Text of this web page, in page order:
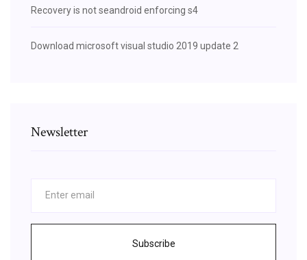
Recovery is not seandroid enforcing s4
Download microsoft visual studio 2019 update 2
Newsletter
Subscribe